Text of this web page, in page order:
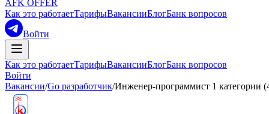
AFK OFFER
Как это работаетТарифыВакансииБлогБанк вопросов
Войти
Как это работаетТарифыВакансииБлогБанк вопросов
Войти
Вакансии/Go разработчик/Инженер-программист 1 категории